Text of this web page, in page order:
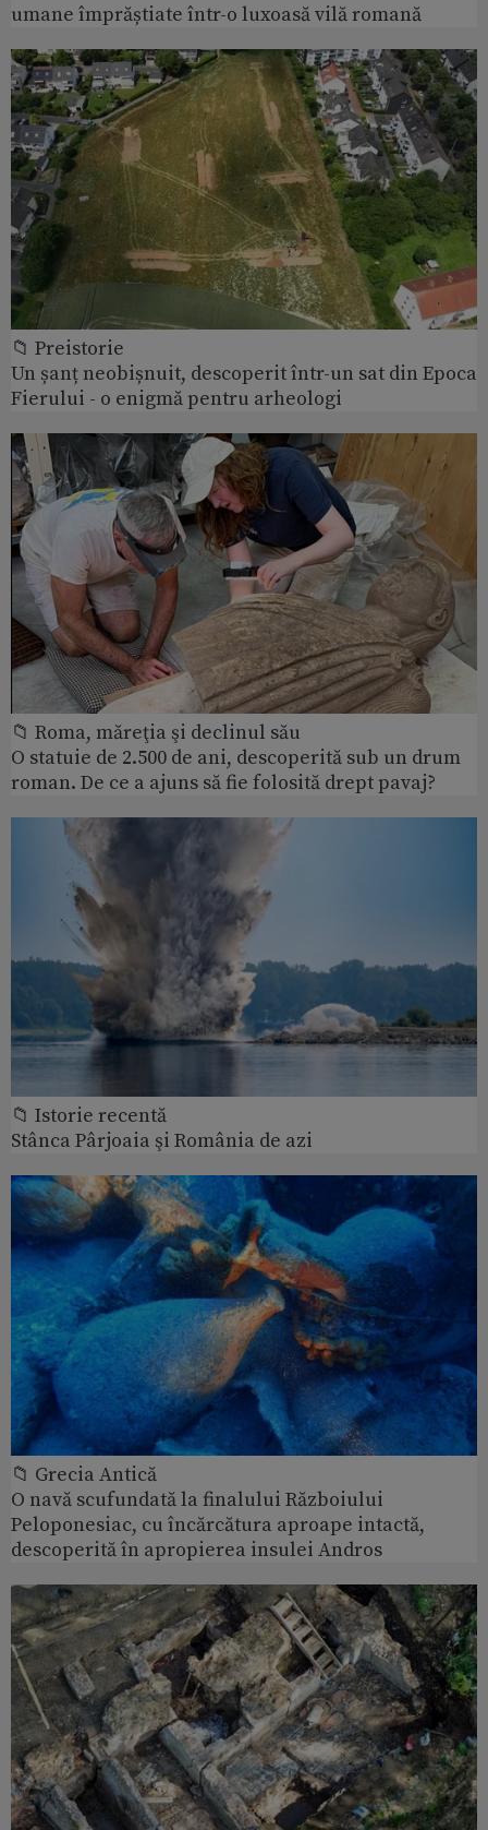
umane împrăștiate într-o luxoasă vilă romană
📁 Preistorie
Un șanț neobișnuit, descoperit într-un sat din Epoca
Fierului - o enigmă pentru arheologi
📁 Roma, măreţia şi declinul său
O statuie de 2.500 de ani, descoperită sub un drum
roman. De ce a ajuns să fie folosită drept pavaj?
📁 Istorie recentă
Stânca Pârjoaia şi România de azi
📁 Grecia Antică
O navă scufundată la finalului Războiului
Peloponesiac, cu încărcătura aproape intactă,
descoperită în apropierea insulei Andros